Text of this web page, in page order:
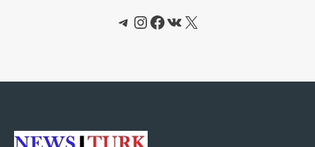
Telegram
Instagram
Facebook
ВКонтакте
X